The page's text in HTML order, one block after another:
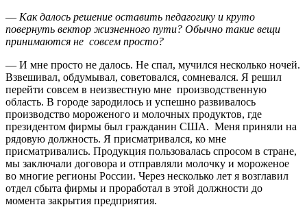
— Как далось решение оставить педагогику и круто
повернуть вектор жизненного пути? Обычно такие вещи
принимаются не совсем просто?
— И мне просто не далось. Не спал, мучился несколько ночей.
Взвешивал, обдумывал, советовался, сомневался. Я решил
перейти совсем в неизвестную мне производственную
область. В городе зародилось и успешно развивалось
производство мороженого и молочных продуктов, где
президентом фирмы был гражданин США. Меня приняли на
рядовую должность. Я присматривался, ко мне
присматривались. Продукция пользовалась спросом в стране,
мы заключали договора и отправляли молочку и мороженое
во многие регионы России. Через несколько лет я возглавил
отдел сбыта фирмы и проработал в этой должности до
момента закрытия предприятия.